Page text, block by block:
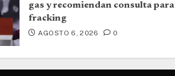
gas y recomiendan consulta para
fracking
AGOSTO 6, 2026 0